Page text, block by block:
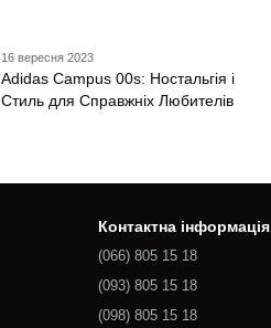
16 вересня 2023
Adidas Campus 00s: Ностальгія і
Стиль для Справжніх Любителів
Контактна інформація
(066) 805 15 18
(093) 805 15 18
(098) 805 15 18